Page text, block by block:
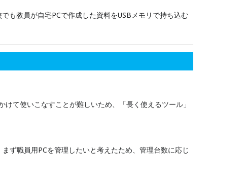
も教員が自宅PCで作成した資料をUSBメモリで持ち込む
て使いこなすことが難しいため、「長く使えるツール」
ず職員用PCを管理したいと考えたため、管理台数に応じ